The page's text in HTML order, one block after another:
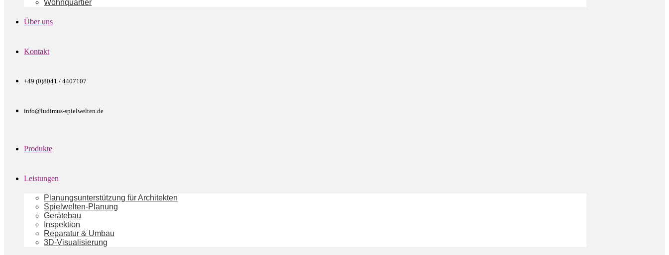
Wohnquartier
Über uns
Kontakt
+49 (0)8041 / 4407107
info@ludimus-spielwelten.de
Produkte
Leistungen
Planungsunterstützung für Architekten
Spielwelten-Planung
Gerätebau
Inspektion
Reparatur & Umbau
3D-Visualisierung